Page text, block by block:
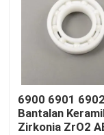
Pertunjukan VR
Tentang kami
Tur Pabrik
6900 6901 6902
Bantalan
Zirkonia ZrO2